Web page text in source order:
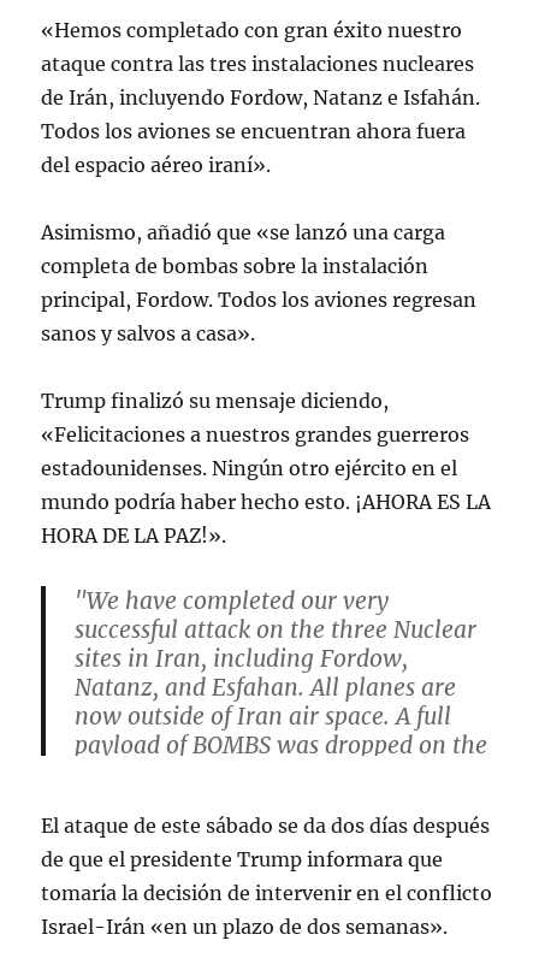
«Hemos completado con gran éxito nuestro
ataque contra las tres instalaciones nucleares
de Irán, incluyendo Fordow, Natanz e Isfahán.
Todos los aviones se encuentran ahora fuera
del espacio aéreo iraní».
Asimismo, añadió que «se lanzó una carga
completa de bombas sobre la instalación
principal, Fordow. Todos los aviones regresan
sanos y salvos a casa».
Trump finalizó su mensaje diciendo,
«Felicitaciones a nuestros grandes guerreros
estadounidenses. Ningún otro ejército en el
mundo podría haber hecho esto. ¡AHORA ES LA
HORA DE LA PAZ!».
"We have completed our very
successful attack on the three Nuclear
sites in Iran, including Fordow,
Natanz, and Esfahan. All planes are
now outside of Iran air space. A full
payload of BOMBS was dropped on the
pic.twitter.com/AqCLmaLYJb
— The White House (@WhiteHouse)
June 21, 2025
El ataque de este sábado se da dos días después
de que el presidente Trump informara que
tomaría la decisión de intervenir en el conflicto
Israel-Irán «en un plazo de dos semanas».